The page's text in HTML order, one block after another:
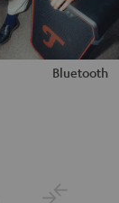
Bluetooth